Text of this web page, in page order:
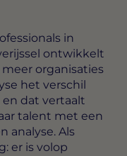
in
ontwikkelt
organisaties
het verschil
dat vertaalt
talent met een
analyse. Als
er is volop